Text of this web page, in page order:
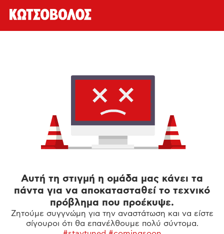
Αυτή τη στιγμή η ομάδα μας κάνει τα
πάντα για να αποκατασταθεί το τεχνικό
πρόβλημα που προέκυψε.
Ζητούμε συγγνώμη για την αναστάτωση και να είστε
σίγουροι ότι θα επανέλθουμε πολύ σύντομα.